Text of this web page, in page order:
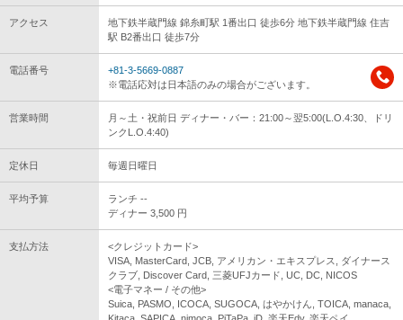
アクセス
地下鉄半蔵門線 錦糸町駅 1番出口 徒歩6分 地下鉄半蔵門線 住吉
駅 B2番出口 徒歩7分
電話番号
+81-3-5669-0887
※電話応対は日本語のみの場合がございます。
営業時間
月～土・祝前日 ディナー・バー：21:00～翌5:00(L.O.4:30、ドリ
ンクL.O.4:40)
定休日 毎週日曜日
平均予算
ランチ --
ディナー 3,500 円
支払方法
<クレジットカード>
VISA, MasterCard, JCB, アメリカン・エキスプレス, ダイナース
クラブ, Discover Card, 三菱UFJカード, UC, DC, NICOS
<電子マネー / その他>
Suica, PASMO, ICOCA, SUGOCA, はやかけん, TOICA, manaca,
Kitaca, SAPICA, nimoca, PiTaPa, iD, 楽天Edy, 楽天ペイ,